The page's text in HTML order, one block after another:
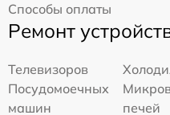
Способы оплаты
Ремонт
Телевизоров
Посудомоечных
машин
печей